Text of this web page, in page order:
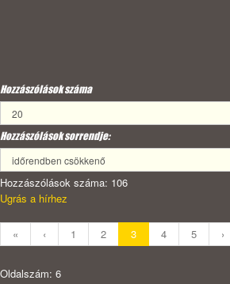
Hozzászólások száma
Hozzászólások sorrendje:
Hozzászólások száma: 106
Ugrás a hírhez
« ‹ 1 2 3 4 5 ›
Oldalszám: 6